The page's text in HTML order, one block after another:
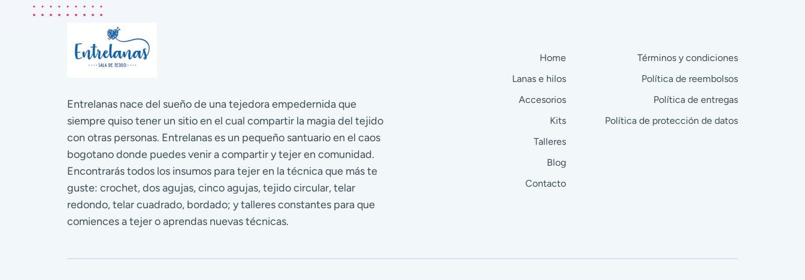
Entrelanas nace del sueño de una tejedora empedernida que
siempre quiso tener un sitio en el cual compartir la magia del tejido
con otras personas. Entrelanas es un pequeño santuario en el caos
bogotano donde puedes venir a compartir y tejer en comunidad.
Encontrarás todos los insumos para tejer en la técnica que más te
guste: crochet, dos agujas, cinco agujas, tejido circular, telar
redondo, telar cuadrado, bordado; y talleres constantes para que
comiences a tejer o aprendas nuevas técnicas.
Home
Lanas e hilos
Accesorios
Kits
Talleres
Blog
Contacto
Términos y condiciones
Política de reembolsos
Política de entregas
Política de protección de datos